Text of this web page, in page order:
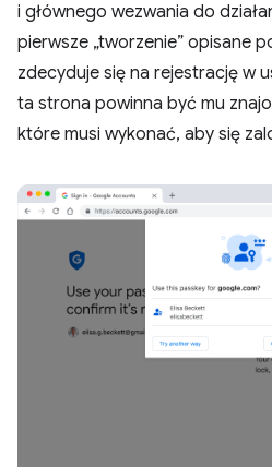
i głównego wezwania do
pierwsze „tworzenie” opisane
zdecyduje się na rejestrację w
ta strona powinna być mu
które musi wykonać, aby się